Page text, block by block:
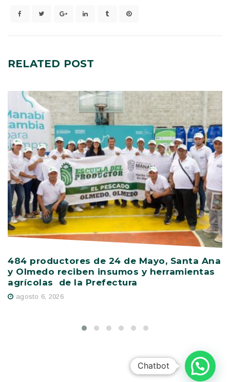
RELATED POST
484 productores de 24 de Mayo, Santa Ana
y Olmedo reciben insumos y herramientas
agrícolas de la Prefectura
agosto 6, 2026
Chatbot